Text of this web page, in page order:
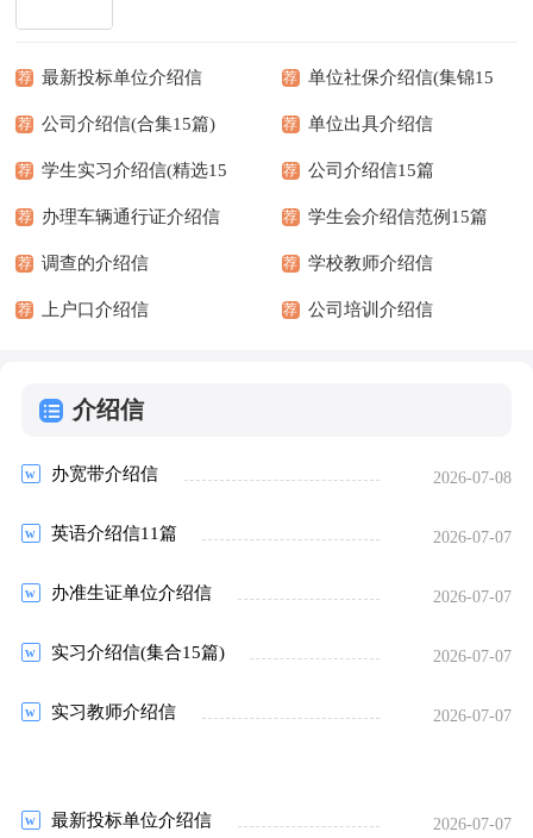
荐 最新投标单位介绍信 荐 单位社保介绍信(集锦15
篇)
荐 公司介绍信(合集15篇) 荐 单位出具介绍信
荐 学生实习介绍信(精选15
篇)
荐 公司介绍信15篇
荐 办理车辆通行证介绍信 荐 学生会介绍信范例15篇
荐 调查的介绍信 荐 学校教师介绍信
荐 上户口介绍信 荐 公司培训介绍信
介绍信
办宽带介绍信 2026-07-08
英语介绍信11篇 2026-07-07
办准生证单位介绍信 2026-07-07
实习介绍信(集合15篇) 2026-07-07
实习教师介绍信 2026-07-07
最新投标单位介绍信 2026-07-07